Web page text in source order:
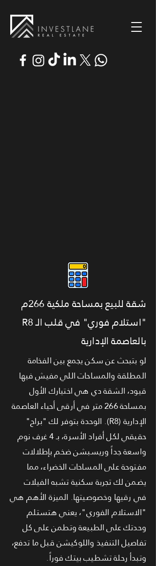
شقة للبيع بمساحة ملكية 266م
"استلام فوري" في قلب الـ R8
بالعاصمة الإدارية
لو بتبحث عن سكن يجمع بين الفخامة
المطلقة والمساحات اللي مفيش فيها
قيود، الشقة دي هي اختيارك الأول
بمساحة 266 متر في أرقى أحياء العاصمة
الإدارية (R8). الوحدة بتوفر لك "براح"
حقيقي لكل أفراد الأسرة، بـ 4 غرف نوم
واسعة جداً وريسبشن ضخم بإطلالات
مفتوحة على المساحات الخضراء، مما
يضمن لك تجربة سكنية تشبه الفيلات
في رقيها وخصوصيتها. الميزة الأهم هي
"الاستلام الفوري"، يعني هتستلم
وحدتك على الطبيعة وتطمن على كل
تفاصيل التنفيذ واللوكيشن قبل ما تدفع،
وتبدأ رحلة تشطيب بيتك فوراً.